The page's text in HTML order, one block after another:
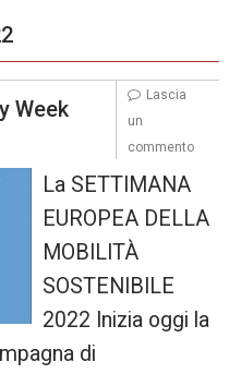
Week
La SETTIMANA
EUROPEA DELLA
MOBILITÀ
SOSTENIBILE
2022 Inizia oggi la
di
Lascia
un
commento